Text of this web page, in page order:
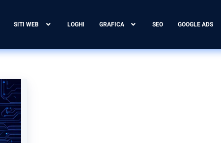
SITI WEB LOGHI GRAFICA SEO GOOGLE ADS